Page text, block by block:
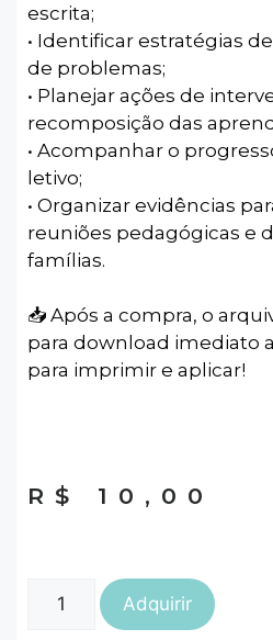
escrita;
• Identificar estratégias
de problemas;
• Planejar ações de
recomposição das
• Acompanhar o
letivo;
• Organizar evidências
reuniões pedagógicas e
famílias.
📥 Após a compra, o
para download imediato
para imprimir e aplicar!
R$ 10,00
Adquirir